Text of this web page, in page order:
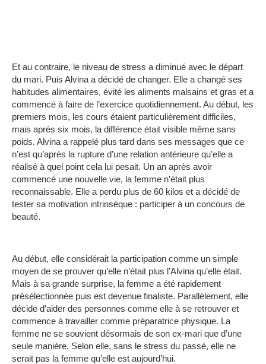
Et au contraire, le niveau de stress a diminué avec le départ
du mari. Puis Alvina a décidé de changer. Elle a changé ses
habitudes alimentaires, évité les aliments malsains et gras et a
commencé à faire de l’exercice quotidiennement. Au début, les
premiers mois, les cours étaient particulièrement difficiles,
mais après six mois, la différence était visible même sans
poids. Alvina a rappelé plus tard dans ses messages que ce
n’est qu’après la rupture d’une relation antérieure qu’elle a
réalisé à quel point cela lui pesait. Un an après avoir
commencé une nouvelle vie, la femme n’était plus
reconnaissable. Elle a perdu plus de 60 kilos et a décidé de
tester sa motivation intrinsèque : participer à un concours de
beauté.
Au début, elle considérait la participation comme un simple
moyen de se prouver qu’elle n’était plus l’Alvina qu’elle était.
Mais à sa grande surprise, la femme a été rapidement
présélectionnée puis est devenue finaliste. Parallèlement, elle
décide d’aider des personnes comme elle à se retrouver et
commence à travailler comme préparatrice physique. La
femme ne se souvient désormais de son ex-mari que d’une
seule manière. Selon elle, sans le stress du passé, elle ne
serait pas la femme qu’elle est aujourd’hui.